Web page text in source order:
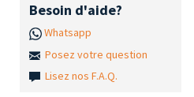
Besoin d'aide?
Whatsapp
Posez votre question
Lisez nos F.A.Q.